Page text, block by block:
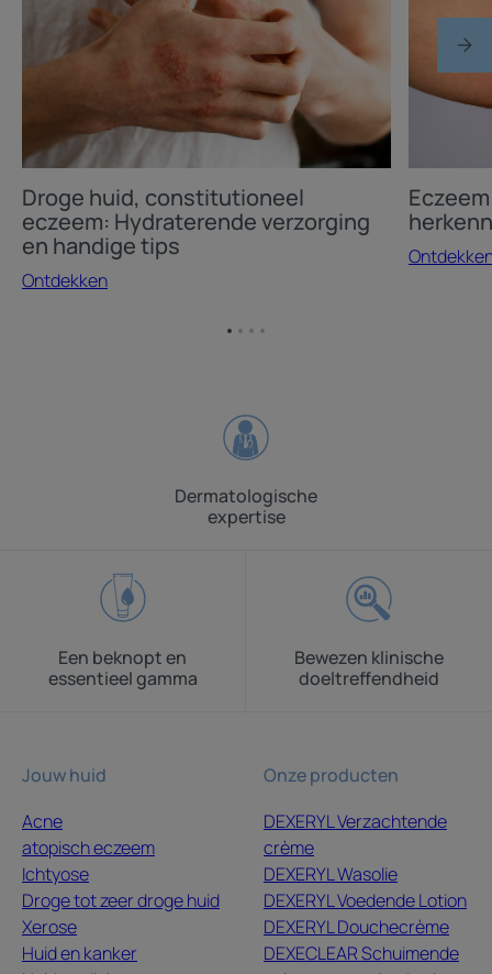
constitutioneel
eczeem:
Hydraterende
verzorging
handige
tips
Droge huid, constitutioneel
eczeem: Hydraterende verzorging
en handige tips
Ontdekken
urticaria:
herkennen
en
GaGa
GaGa
Dermatologische
expertise
Een beknopt en
essentieel gamma
Bewezen klinische
doeltreffendheid
Jouw huid
Acne
atopisch eczeem
Ichtyose
Droge tot zeer droge huid
Xerose
Huid en kanker
Onze producten
DEXERYL Verzachtende
crème
DEXERYL Wasolie
DEXERYL Voedende Lotion
DEXERYL Douchecrème
DEXECLEAR Schuimende